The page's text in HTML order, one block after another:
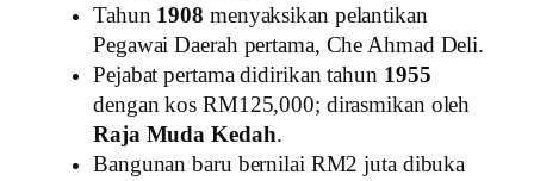
Tahun 1908 menyaksikan pelantikan
Pegawai Daerah pertama, Che Ahmad Deli.
Pejabat pertama didirikan tahun 1955
dengan kos RM125,000; dirasmikan oleh
Raja Muda Kedah.
Bangunan baru bernilai RM2 juta dibuka